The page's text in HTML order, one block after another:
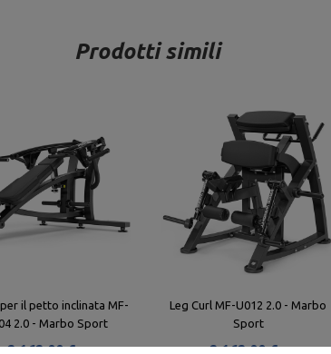
Prodotti simili
il petto inclinata MF-
2.0 - Marbo Sport
2 162,00 €
Leg Curl MF-U012 2.0 - Marbo
Sport
2 162,00 €